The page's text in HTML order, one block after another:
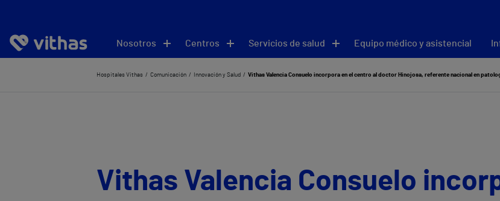
Nosotros Centros Servicios de salud Equipo médico y asistencial
Hospitales Vithas Comunicación Innovación y Salud Vithas Valencia Consuelo incorpora en el centro al doctor Hinojosa, referente nacional en
Vithas Valencia Consuelo